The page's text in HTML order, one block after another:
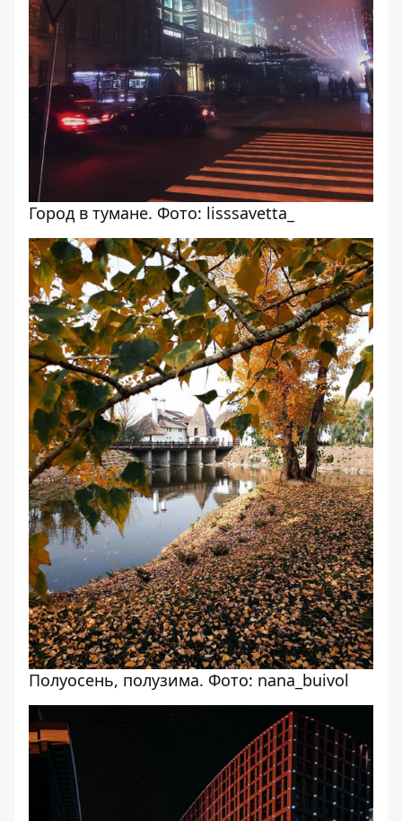
Город в тумане. Фото: lisssavetta_
Полуосень, полузима. Фото: nana_buivol